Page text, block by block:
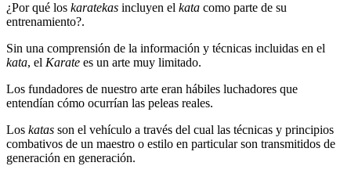
¿Por qué los karatekas incluyen el kata como parte de su
entrenamiento?.
Sin una comprensión de la información y técnicas incluidas en el
kata, el Karate es un arte muy limitado.
Los fundadores de nuestro arte eran hábiles luchadores que
entendían cómo ocurrían las peleas reales.
Los katas son el vehículo a través del cual las técnicas y principios
combativos de un maestro o estilo en particular son transmitidos de
generación en generación.